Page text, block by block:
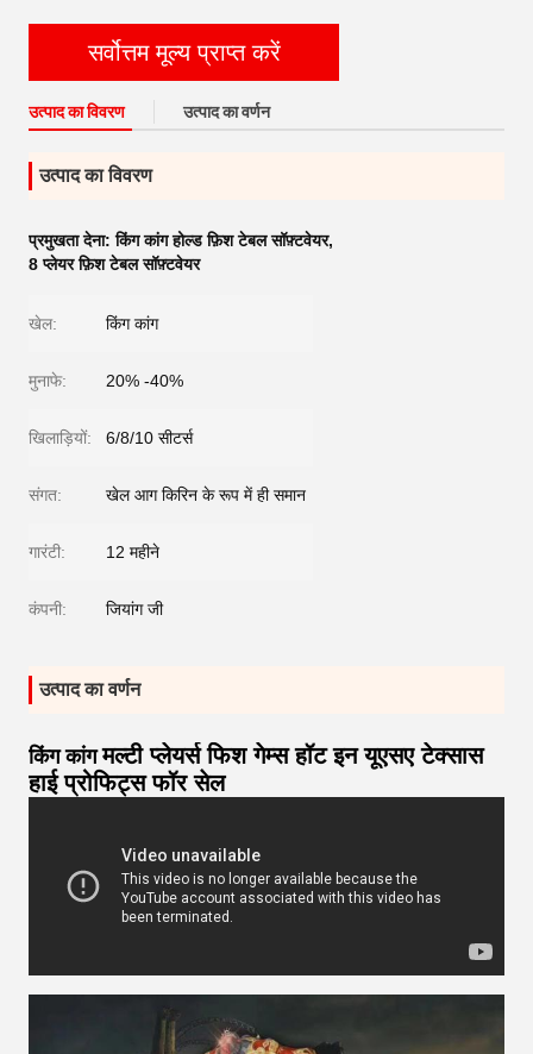
सर्वोत्तम मूल्य प्राप्त करें
उत्पाद का विवरण उत्पाद का वर्णन
उत्पाद का विवरण
प्रमुखता देना:किंग कांग होल्ड फ़िश टेबल सॉफ़्टवेयर,
8 प्लेयर फ़िश टेबल सॉफ़्टवेयर
खेल: किंग कांग
मुनाफे: 20% -40%
खिलाड़ियों: 6/8/10 सीटर्स
संगत: खेल आग किरिन के रूप में ही समान
गारंटी: 12 महीने
कंपनी: जियांग जी
उत्पाद का वर्णन
किंग कांग मल्टी प्लेयर्स फिश गेम्स हॉट इन यूएसए टेक्सास
हाई प्रोफिट्स फॉर सेल